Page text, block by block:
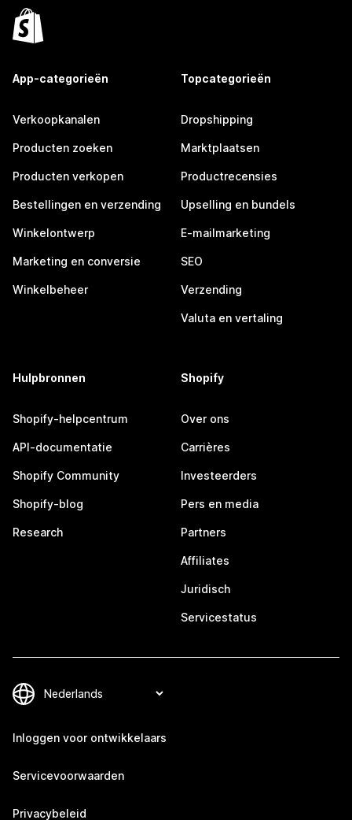
App-categorieën
Verkoopkanalen
Producten zoeken
Producten verkopen
Bestellingen en verzending
Winkelontwerp
Marketing en conversie
Winkelbeheer
Topcategorieën
Dropshipping
Marktplaatsen
Productrecensies
Upselling en bundels
E-mailmarketing
SEO
Verzending
Valuta en vertaling
Hulpbronnen
Shopify-helpcentrum
API-documentatie
Shopify Community
Shopify-blog
Research
Shopify
Over ons
Carrières
Investeerders
Pers en media
Partners
Affiliates
Juridisch
Servicestatus
Inloggen voor ontwikkelaars
Servicevoorwaarden
Privacybeleid